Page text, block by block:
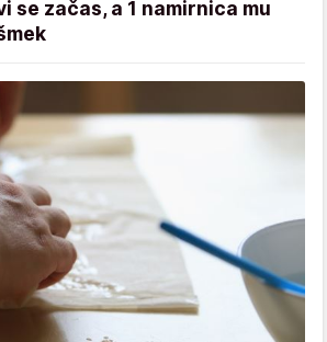
se začas, a 1 namirnica mu